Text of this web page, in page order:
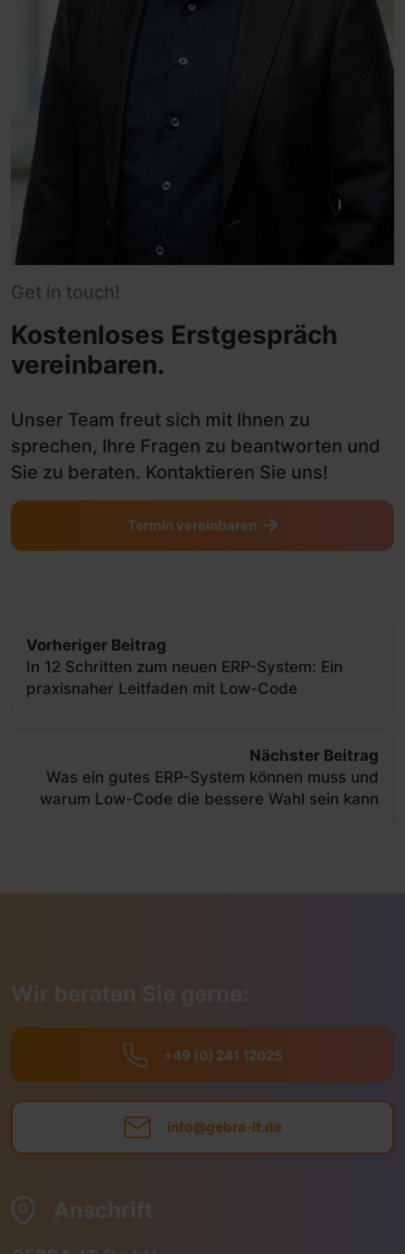
Get in touch!
Kostenloses Erstgespräch
vereinbaren.
Unser Team freut sich mit Ihnen zu
sprechen, Ihre Fragen zu beantworten und
Sie zu beraten. Kontaktieren Sie uns!
Termin vereinbaren
Vorheriger Beitrag
In 12 Schritten zum neuen ERP-System: Ein
praxisnaher Leitfaden mit Low-Code
Nächster Beitrag
Was ein gutes ERP-System können muss und
warum Low-Code die bessere Wahl sein kann
Wir beraten Sie gerne:
+49 (0) 241 12025
info@gebra-it.de
Anschrift